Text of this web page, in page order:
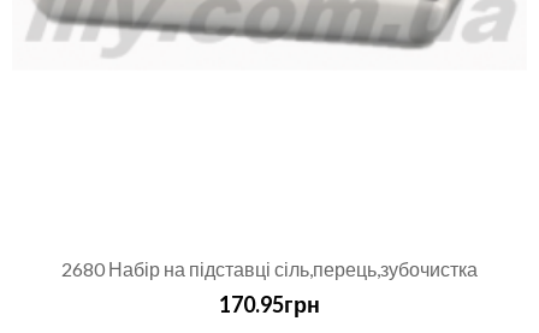
2680 Набір на підставці сіль,перець,зубочистка
170.95грн